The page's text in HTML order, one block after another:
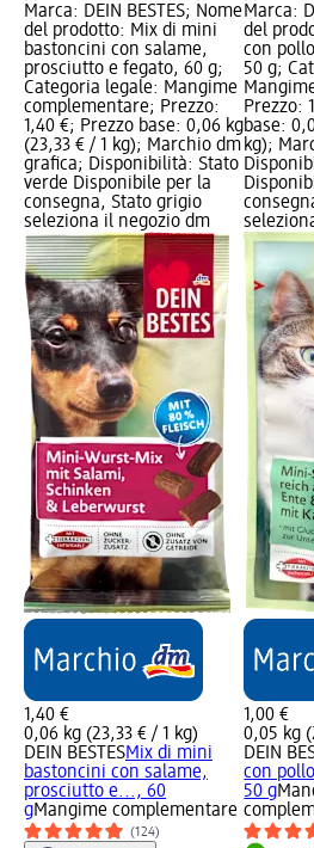
Marca: DEIN BESTES; Nome
del prodotto: Mix di mini
bastoncini con salame,
prosciutto e fegato, 60 g;
Categoria legale: Mangime
complementare; Prezzo:
1,40 €; Prezzo base: 0,06 kg
(23,33 € / 1 kg); Marchio dm
grafica; Disponibilità: Stato
verde Disponibile per la
consegna, Stato grigio
seleziona il negozio dm
1,40 €
0,06 kg (23,33 € / 1 kg)
DEIN BESTESMix di mini
bastoncini con salame,
prosciutto e..., 60
gMangime complementare
(124)
Marca:
del
con
50 g;
Prezzo:
base:
kg);
1,00 €
0,05 kg
DEIN
con
50 g